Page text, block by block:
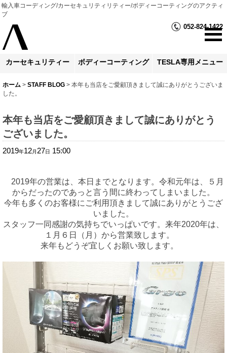
輸入車コーディング/カーセキュリティリティー/ボディーコーティングのアクティ
ブ
052-824-1422
カーセキュリティー ボディーコーティング TESLA専用メニュー
ホーム > STAFF BLOG > 本年も当店をご愛顧頂きまして誠にありがとうございま
した。
本年も当店をご愛顧頂きまして誠にありがとう
ございました。
2019年12月 27日 15:00
2019年の営業は、本日までとなります。令和元年は、５月
からだったのであっと言う間に終わってしまいました。
今年も多くのお客様にご利用頂きまして誠にありがとうござ
いました。
スタッフ一同感謝の気持ちでいっぱいです。来年2020年は、
１月６日（月）から営業致します。
来年もどうぞ宜しくお願い致します。